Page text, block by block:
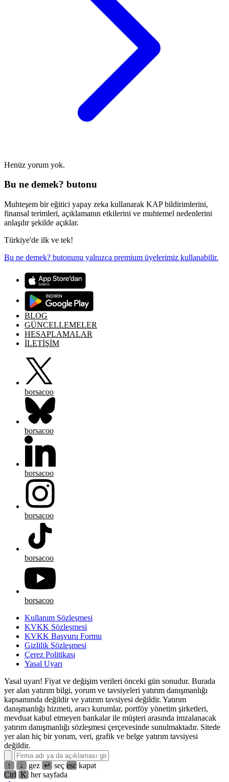
Henüz yorum yok.
Bu ne demek? butonu
Muhteşem bir eğitici yapay zeka kullanarak KAP bildirimlerini,
finansal terimleri, açıklamanın etkilerini ve muhtemel nedenlerini
anlaşılır şekilde açıklar.
Türkiye'de ilk ve tek!
Bu ne demek? butonunu yalnızca premium üyelerimiz kullanabilir.
BLOG
GÜNCELLEMELER
HESAPLAMALAR
İLETİŞİM
borsacoo
borsacoo
borsacoo
borsacoo
borsacoo
borsacoo
Kullanım Sözleşmesi
KVKK Sözleşmesi
KVKK Başvuru Formu
Gizlilik Sözleşmesi
Çerez Politikası
Yasal Uyarı
Yasal uyarı! Fiyat ve değişim verileri önceki gün sonudur. Burada
yer alan yatırım bilgi, yorum ve tavsiyeleri yatırım danışmanlığı
kapsamında değildir ve yatırım tavsiyesi değildir. Yatırım
danışmanlığı hizmeti, aracı kurumlar, portföy yönetim şirketleri,
mevduat kabul etmeyen bankalar ile müşteri arasında imzalanacak
yatırım danışmanlığı sözleşmesi çerçevesinde sunulmaktadır. Sitede
yer alan hiç bir yorum, veri, grafik ve belge yatırım tavsiyesi
değildir.
↑ ↓ gez ↵ seç esc kapat
Ctrl K her sayfada